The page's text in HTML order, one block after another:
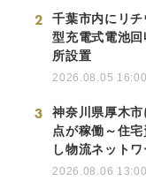
2
千葉市内にリ
型充電式電池
所設置
2026.08.05 16:00
3
神奈川県厚木
点が稼働～住
し物流ネット
2026.08.06 13:00